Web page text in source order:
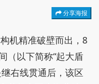
分享海报
机精准破壁而出，8
（以下简称“起大盾
右线贯通后，该区